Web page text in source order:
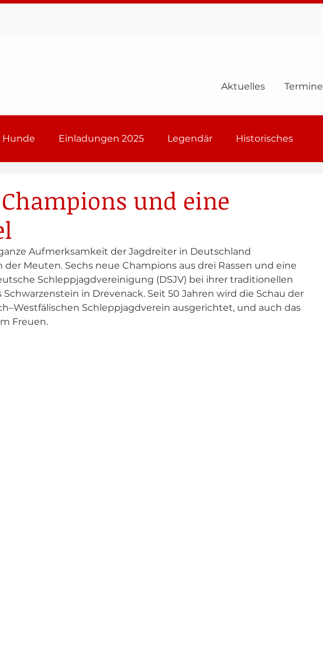
Aktuelles Termine
Hunde Einladungen 2025 Legendär Historisches
und eine
Aufmerksamkeit der Jagdreiter in Deutschland
Meuten. Sechs neue Champions aus drei Rassen und eine
Schleppjagdvereinigung (DSJV) bei ihrer traditionellen
in Drevenack. Seit 50 Jahren wird die Schau der
Schleppjagdverein ausgerichtet, und auch das
Freuen.